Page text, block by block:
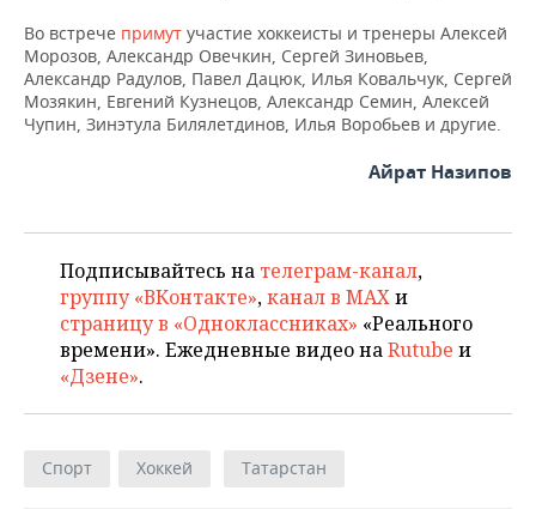
Во встрече примут участие хоккеисты и тренеры Алексей
Морозов, Александр Овечкин, Сергей Зиновьев,
Александр Радулов, Павел Дацюк, Илья Ковальчук, Сергей
Мозякин, Евгений Кузнецов, Александр Семин, Алексей
Чупин, Зинэтула Билялетдинов, Илья Воробьев и другие.
Айрат Назипов
Подписывайтесь на телеграм-канал,
группу «ВКонтакте»,канал в MAXи
страницу в «Одноклассниках» «Реального
времени». Ежедневные видео наRutube и
«Дзене».
Спорт Хоккей Татарстан